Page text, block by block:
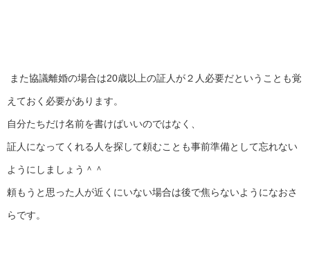
また協議離婚の場合は20歳以上の証人が２人必要だということも覚
えておく必要があります。
自分たちだけ名前を書けばいいのではなく、
証人になってくれる人を探して頼むことも事前準備として忘れない
ようにしましょう＾＾
頼もうと思った人が近くにいない場合は後で焦らないようになおさ
らです。